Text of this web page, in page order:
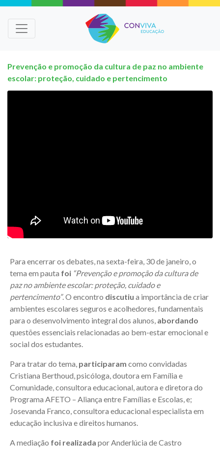
Prevenção e promoção da cultura de paz no ambiente
escolar: proteção, cuidado e pertencimento
Para encerrar os debates, na sexta-feira, 30 de janeiro, o
tema em pauta foi “Prevenção e promoção da cultura de
paz no ambiente escolar: proteção, cuidado e
pertencimento”. O encontro discutiu a importância de criar
ambientes escolares seguros e acolhedores, fundamentais
para o desenvolvimento integral dos alunos, abordando
questões essenciais relacionadas ao bem-estar emocional e
social dos estudantes.
Para tratar do tema, participaram como convidadas
Cristiana Berthoud, psicóloga, doutora em Família e
Comunidade, consultora educacional, autora e diretora do
Programa AFETO – Aliança entre Famílias e Escolas, e;
Josevanda Franco, consultora educacional especialista em
educação inclusiva e direitos humanos.
A mediação foi realizada por Anderlúcia de Castro